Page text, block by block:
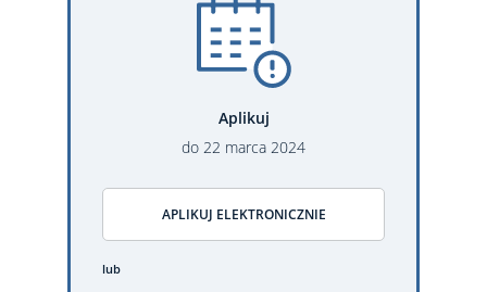
Aplikuj
do 22 marca 2024
APLIKUJ ELEKTRONICZNIE
lub